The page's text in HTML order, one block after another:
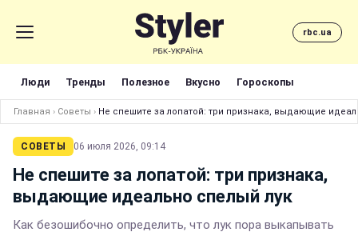
rbc.ua
Люди Тренды Полезное Вкусно Гороскопы
Главная › Советы › Не спешите за лопатой: три признака, выдающие
СОВЕТЫ 06 июля 2026, 09:14
Не спешите за лопатой: три признака,
выдающие идеально спелый лук
Как безошибочно определить, что лук пора выкапывать